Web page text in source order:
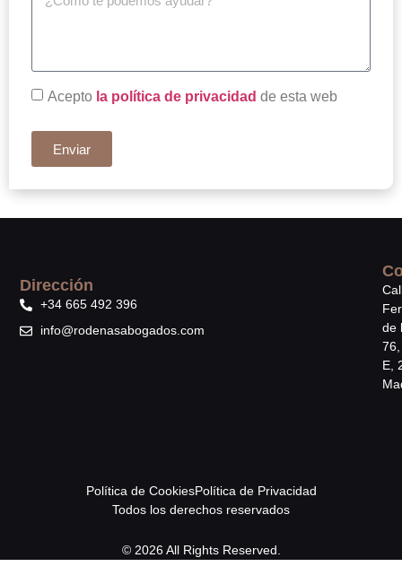
Acepto la política de privacidad de esta web
Enviar
de
E,
Dirección
+34 665 492 396
info@rodenasabogados.com
Política de CookiesPolítica de Privacidad
Todos los derechos reservados
© 2026 All Rights Reserved.